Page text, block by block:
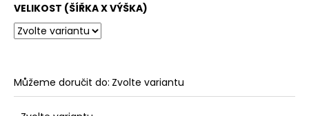
VELIKOST (ŠÍŘKA X VÝŠKA)
Můžeme doručit do: Zvolte variantu
p
o